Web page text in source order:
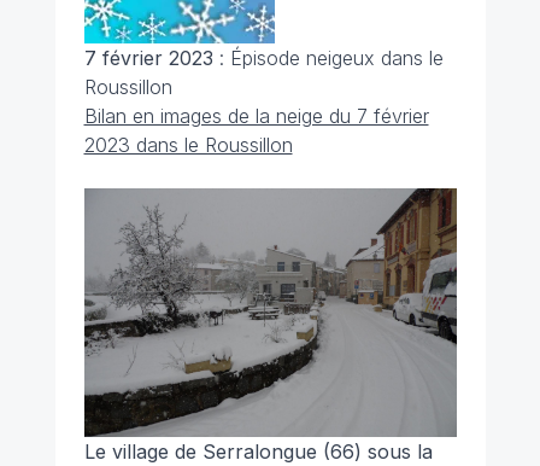
7 février 2023 : Épisode neigeux dans le
Roussillon
Bilan en images de la neige du 7 février
2023 dans le Roussillon
Le village de Serralongue (66) sous la